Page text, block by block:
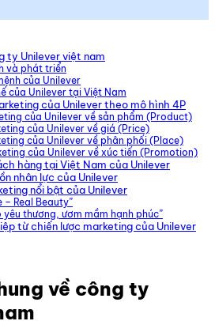
ty Unilever việt nam
và phát triển
của Unilever
của Unilever tại Việt Nam
của Unilever theo mô hình 4P
của Unilever về sản phẩm (Product)
của Unilever về giá (Price)
của Unilever về phân phối (Place)
của Unilever về xúc tiến (Promotion)
hàng tại Việt Nam của Unilever
nhân lực của Unilever
nổi bật của Unilever
– Real Beauty”
yêu thương, ươm mầm hạnh phúc”
từ chiến lược marketing của Unilever
về công ty